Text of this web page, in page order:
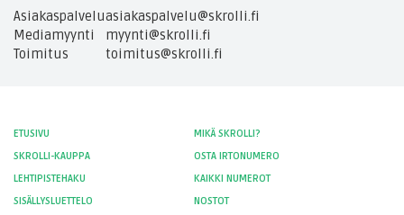
Asiakaspalveluasiakaspalvelu@skrolli.fi
Mediamyynti
myynti@skrolli.fi
Toimitus
toimitus@skrolli.fi
ETUSIVU
MIKÄ SKROLLI?
SKROLLI-KAUPPA
OSTA IRTONUMERO
LEHTIPISTEHAKU
KAIKKI NUMEROT
SISÄLLYSLUETTELO
NOSTOT